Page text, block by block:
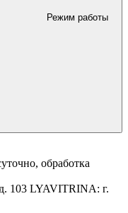
Режим работы
обработка
103 LYAVITRINA: г.